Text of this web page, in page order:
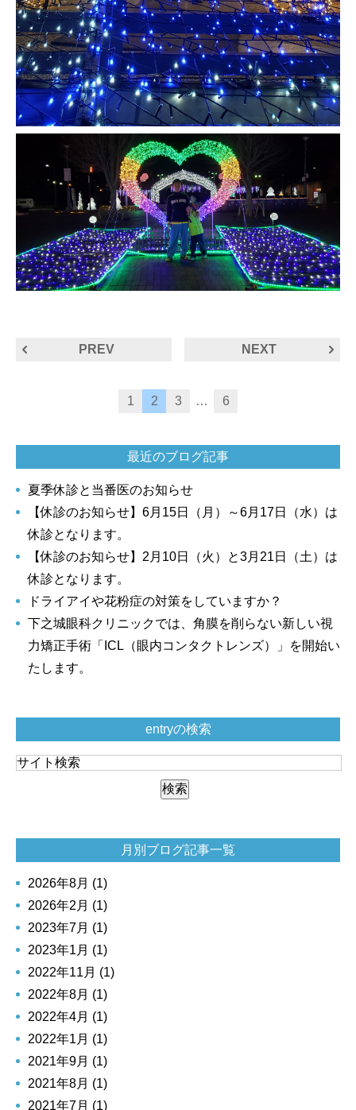
PREV
1 2 3 … 6
NEXT
最近のブログ記事
夏季休診と当番医のお知らせ
【休診のお知らせ】6月15日（月）～6月17日（水）は
休診となります。
【休診のお知らせ】2月10日（火）と3月21日（土）は
休診となります。
ドライアイや花粉症の対策をしていますか？
下之城眼科クリニックでは、角膜を削らない新しい視
力矯正手術「ICL（眼内コンタクトレンズ）」を開始い
たします。
entryの検索
月別ブログ記事一覧
2026年8月 (1)
2026年2月 (1)
2023年7月 (1)
2023年1月 (1)
2022年11月 (1)
2022年8月 (1)
2022年4月 (1)
2022年1月 (1)
2021年9月 (1)
2021年8月 (1)
2021年7月 (1)